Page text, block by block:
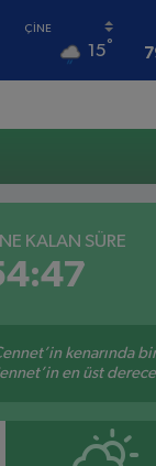
15°
KALAN SÜRE
kenarında
en üst